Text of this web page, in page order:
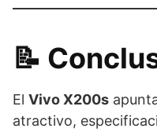
📝
El Vivo X200s
atractivo,